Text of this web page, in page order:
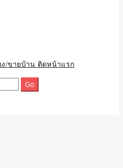
/ขายบ้าน ติดหน้าแรก